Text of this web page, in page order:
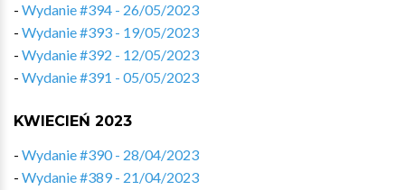
- Wydanie #394 - 26/05/2023
- Wydanie #393 - 19/05/2023
- Wydanie #392 - 12/05/2023
- Wydanie #391 - 05/05/2023
KWIECIEŃ 2023
- Wydanie #390 - 28/04/2023
- Wydanie #389 - 21/04/2023